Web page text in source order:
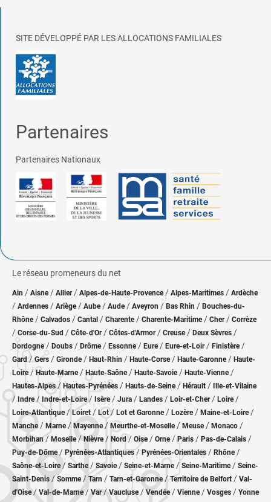
SITE DÉVELOPPÉ PAR LES ALLOCATIONS FAMILIALES
Partenaires
Partenaires Nationaux
Le réseau promeneurs du net
Ain / Aisne/ Allier/ Alpes-de-Haute-Provence / Alpes-Maritimes / Ardèche
/ Ardennes / Ariège/ Aube/ Aude / Aveyron / Bas Rhin / Bouches-du-
Rhône/ Calvados / Cantal / Charente / Charente-Maritime/ Cher / Corrèze
/ Corse-du-Sud / Côte-d'Or / Côtes-d'Armor/ Creuse/ Deux Sèvres /
Dordogne/ Doubs / Drôme/ Essonne / Eure/ Eure-et-Loir / Finistère/
Gard/Gers / Gironde/ Haut-Rhin / Haute-Corse/ Haute-Garonne/ Haute-
Loire/Haute-Marne/ Haute-Saône/ Haute-Savoie/ Haute-Vienne/
Hautes-Alpes/ Hautes-Pyrénées / Hauts-de-Seine/ Hérault / Ille-et-Vilaine
/ Indre/ Indre-et-Loire/ Isère/ Jura / Landes / Loir-et-Cher/ Loire/
Loire-Atlantique/ Loiret / Lot/ Lot et Garonne/ Lozère / Maine-et-Loire/
Manche/ Marne/ Mayenne/ Meurthe-et-Moselle/ Meuse/ Monaco /
Morbihan/ Moselle/ Nièvre / Nord/ Oise / Orne/Paris / Pas-de-Calais /
Puy-de-Dôme/ Pyrénées-Atlantiques / Pyrénées-Orientales / Rhône/
Saône-et-Loire/ Sarthe/ Savoie/ Seine-et-Marne/ Seine-Maritime/ Seine-
Saint-Denis /Somme/ Tarn / Tarn-et-Garonne/Territoire de Belfort / Val-
d'Oise/ Val-de-Marne/Var/Vaucluse/ Vendée/ Vienne/ Vosges / Yonne